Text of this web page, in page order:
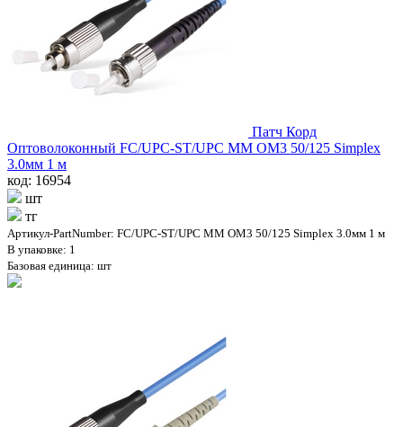
Патч Корд
Оптоволоконный FC/UPC-ST/UPC MM OM3 50/125 Simplex
3.0мм 1 м
код: 16954
шт
тг
Артикул-PartNumber: FC/UPC-ST/UPC MM OM3 50/125 Simplex 3.0мм 1 м
В упаковке: 1
Базовая единица: шт